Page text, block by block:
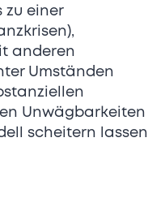
zu einer
anderen
Umständen
Unwägbarkeiten
scheitern lassen